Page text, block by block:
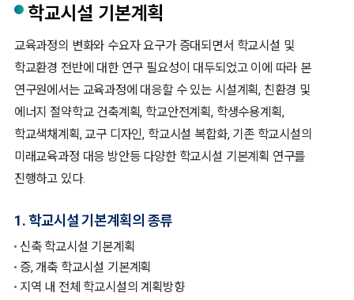
학교시설 기본계획
교육과정의 변화와 수요자 요구가 증대되면서 학교시설 및
학교환경 전반에 대한 연구 필요성이 대두되었고 이에 따라 본
연구원에서는 교육과정에 대응할 수 있는 시설계획, 친환경 및
에너지 절약학교 건축계획, 학교안전계획, 학생수용계획,
학교색채계획, 교구 디자인, 학교시설 복합화, 기존 학교시설의
미래교육과정 대응 방안등 다양한 학교시설 기본계획 연구를
진행하고 있다.
1. 학교시설 기본계획의 종류
신축 학교시설 기본계획
증, 개축 학교시설 기본계획
지역 내 전체 학교시설의 계획방향